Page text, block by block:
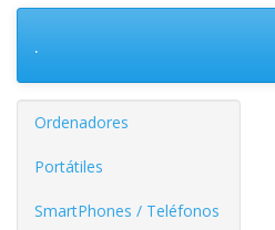
.
Ordenadores
Portátiles
SmartPhones / Teléfonos